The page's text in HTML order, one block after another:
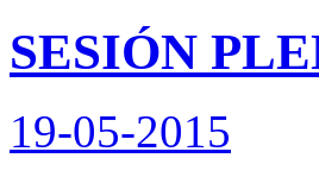
SESIÓN
19-05-2015